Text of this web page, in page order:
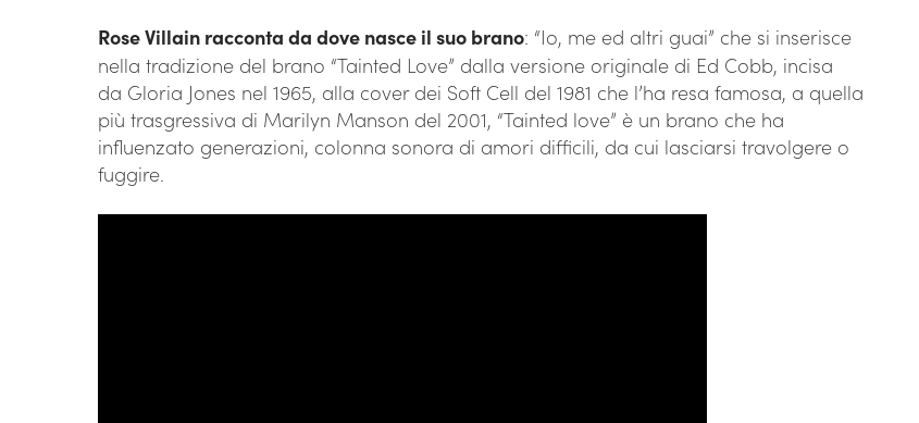
Rose Villain racconta da dove nasce il suo brano: “Io, me ed altri guai” che si inserisce
nella tradizione del brano “Tainted Love” dalla versione originale di Ed Cobb, incisa
da Gloria Jones nel 1965, alla cover dei Soft Cell del 1981 che l’ha resa famosa, a quella
più trasgressiva di Marilyn Manson del 2001, “Tainted love” è un brano che ha
influenzato generazioni, colonna sonora di amori difficili, da cui lasciarsi travolgere o
fuggire.